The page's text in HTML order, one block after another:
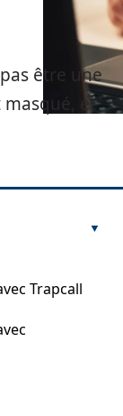
être une
et
Trapcall